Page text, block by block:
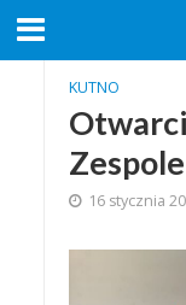
KUTNO
16 stycznia